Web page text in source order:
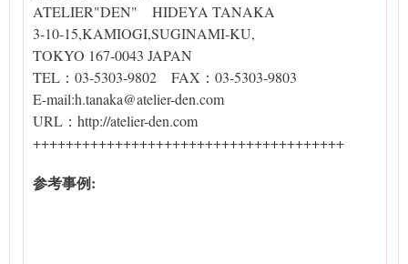
ATELIER"DEN" HIDEYA TANAKA
3-10-15,KAMIOGI,SUGINAMI-KU,
TOKYO 167-0043 JAPAN
TEL：03-5303-9802 FAX：03-5303-9803
E-mail:h.tanaka@atelier-den.com
URL：http://atelier-den.com
++++++++++++++++++++++++++++++++++++++
参考事例: